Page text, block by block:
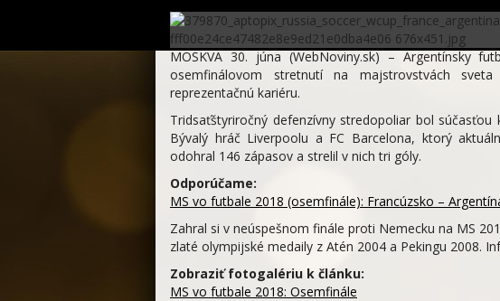
MOSKVA 30. júna (WebNoviny.sk) – Argentínsky
osemfinálovom stretnutí na majstrovstvách
reprezentačnú kariéru.
Tridsaťštyriročný defenzívny stredopoliar bol
Bývalý hráč Liverpoolu a FC Barcelona, ktorý
odohral 146 zápasov a strelil v nich tri góly.
Odporúčame:
MS vo futbale 2018 (osemfinále): Francúzsko –
Zahral si v neúspešnom finále proti Nemecku na MS
zlaté olympijské medaily z Atén 2004 a Pekingu 2008.
Zobraziť fotogalériu k článku:
MS vo futbale 2018: Osemfinále